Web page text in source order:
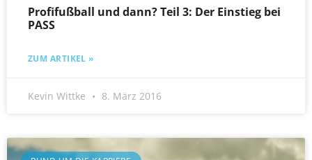
Profifußball und dann? Teil 3: Der Einstieg bei
PASS
ZUM ARTIKEL »
Kevin Wittke 8. März 2016